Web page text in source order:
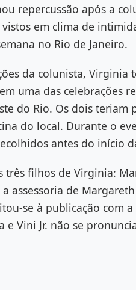
repercussão após a
vistos em clima de
no Rio de Janeiro.
da colunista, Virginia
uma das celebrações
do Rio. Os dois
do local. Durante o
antes do início
três filhos de Virginia:
assessoria de
se à publicação com
e Vini Jr. não se